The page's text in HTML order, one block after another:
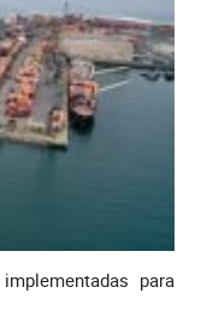
para